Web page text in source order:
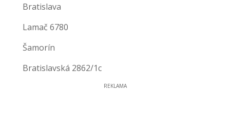
Bratislava
Lamač 6780
Šamorín
Bratislavská 2862/1c
REKLAMA